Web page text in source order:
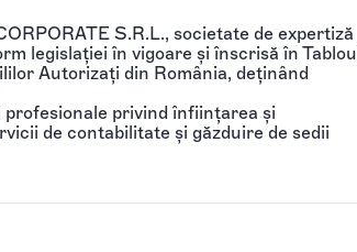
S.R.L., societate de expertiză
legislației în vigoare și înscrisă în Tabloul
Autorizați din România, deținând
privind înființarea și
de contabilitate și găzduire de sedii